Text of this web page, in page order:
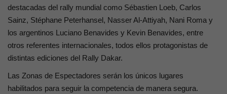
destacadas del rally mundial como Sébastien Loeb, Carlos
Sainz, Stéphane Peterhansel, Nasser Al-Attiyah, Nani Roma y
los argentinos Luciano Benavides y Kevin Benavides, entre
otros referentes internacionales, todos ellos protagonistas de
distintas ediciones del Rally Dakar.
Las Zonas de Espectadores serán los únicos lugares
habilitados para seguir la competencia de manera segura.